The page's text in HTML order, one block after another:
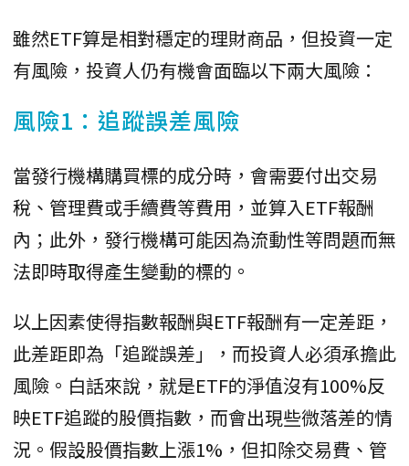
雖然ETF算是相對穩定的理財商品，但投資一定
有風險，投資人仍有機會面臨以下兩大風險：
風險1：追蹤誤差風險
當發行機構購買標的成分時，會需要付出交易
稅、管理費或手續費等費用，並算入ETF報酬
內；此外，發行機構可能因為流動性等問題而無
法即時取得產生變動的標的。
以上因素使得指數報酬與ETF報酬有一定差距，
此差距即為「追蹤誤差」，而投資人必須承擔此
風險。白話來說，就是ETF的淨值沒有100%反
映ETF追蹤的股價指數，而會出現些微落差的情
況。假設股價指數上漲1%，但扣除交易費、管